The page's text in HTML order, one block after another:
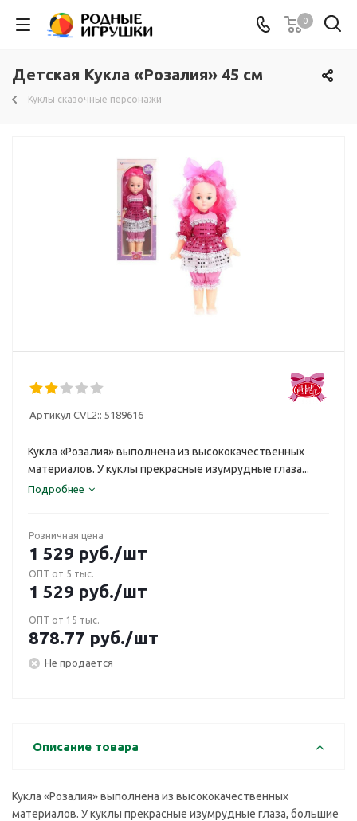
0
Детская Кукла «Розалия» 45 см
Куклы сказочные персонажи
Артикул CVL2:: 5189616
Кукла «Розалия» выполнена из высококачественных
материалов. У куклы прекрасные изумрудные глаза...
Подробнее
Розничная цена
1 529 руб./шт
ОПТ от 5 тыс.
1 529 руб./шт
ОПТ от 15 тыс.
878.77 руб./шт
Не продается
Описание товара
Кукла «Розалия» выполнена из высококачественных
материалов. У куклы прекрасные изумрудные глаза, большие